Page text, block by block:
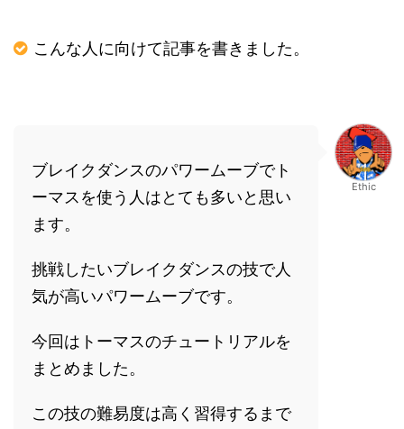
こんな人に向けて記事を書きました。
ブレイクダンスのパワームーブでト
ーマスを使う人はとても多いと思い
ます。
挑戦したいブレイクダンスの技で人
気が高いパワームーブです。
今回はトーマスのチュートリアルを
まとめました。
この技の難易度は高く習得するまで
Ethic